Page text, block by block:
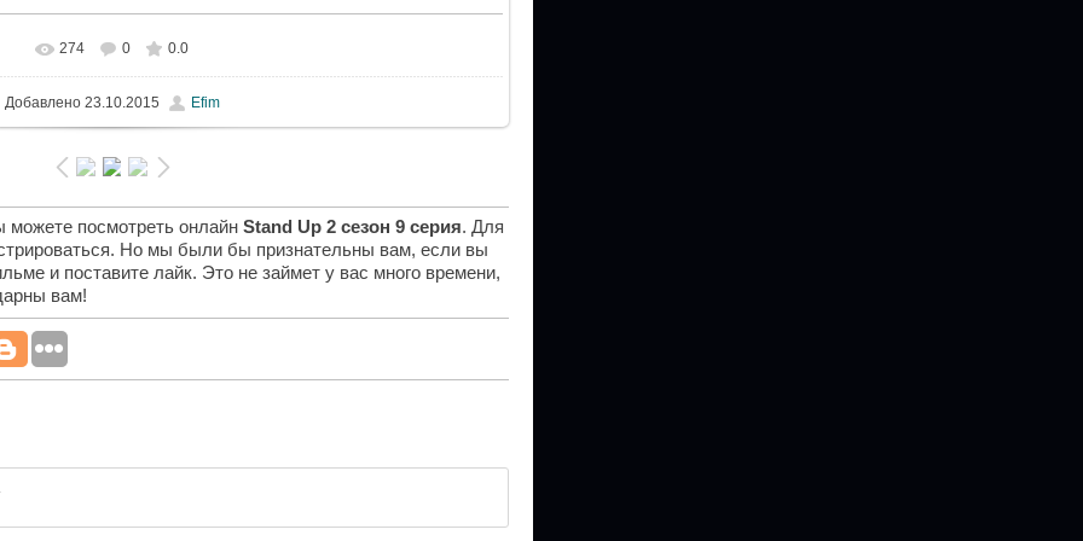
274 0 0.0
Добавлено23.10.2015 Efim
можете посмотреть онлайн Stand Up 2 сезон 9 серия. Для
Но мы были бы признательны вам, если вы
и поставите лайк. Это не займет у вас много времени,
вам!